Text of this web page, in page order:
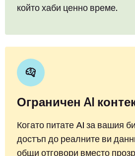
който хаби ценно време.
Ограничен AI
Когато питате AI за вашия
достъп до реалните ви
общи отговори вместо